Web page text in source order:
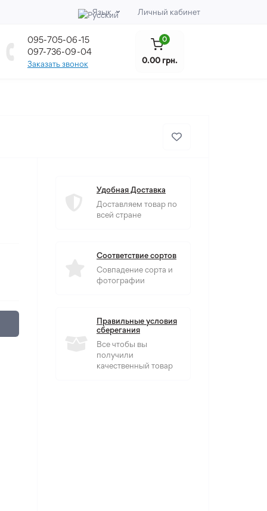
Язык Личный кабинет
095-705-06-15
097-736-09-04
Заказать звонок
0
0.00 грн.
Удобная Доставка
Доставляем товар по
всей стране
Соответствие сортов
Совпадение сорта и
фотографии
Правильные условия
сберегания
Все чтобы вы
получили
качественный товар